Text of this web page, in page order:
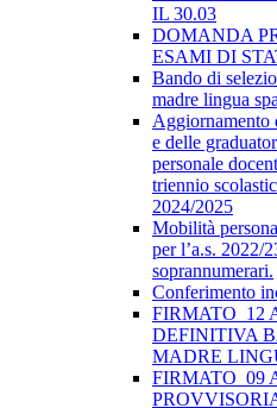
IL 30.03
DOMANDA
ESAMI DI
Bando di
madre lingua
Aggiornamento
e delle
personale
triennio
2024/2025
Mobilità
per l’a.s. 2022/
soprannumerari.
Conferimento
FIRMATO_12
DEFINITIVA
MADRE
FIRMATO_09